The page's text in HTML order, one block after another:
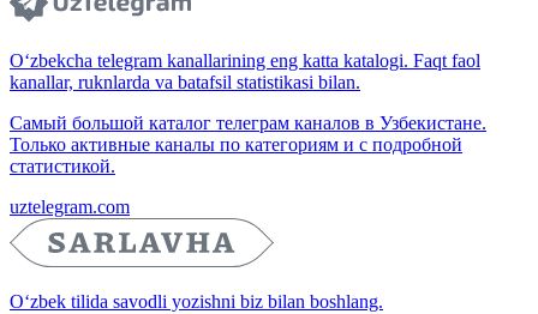
O‘zbekcha telegram kanallarining eng katta katalogi. Faqt faol
kanallar, ruknlarda va batafsil statistikasi bilan.
Самый большой каталог телеграм каналов в Узбекистане.
Только активные каналы по категориям и с подробной
статистикой.
uztelegram.com
O‘zbek tilida savodli yozishni biz bilan boshlang.